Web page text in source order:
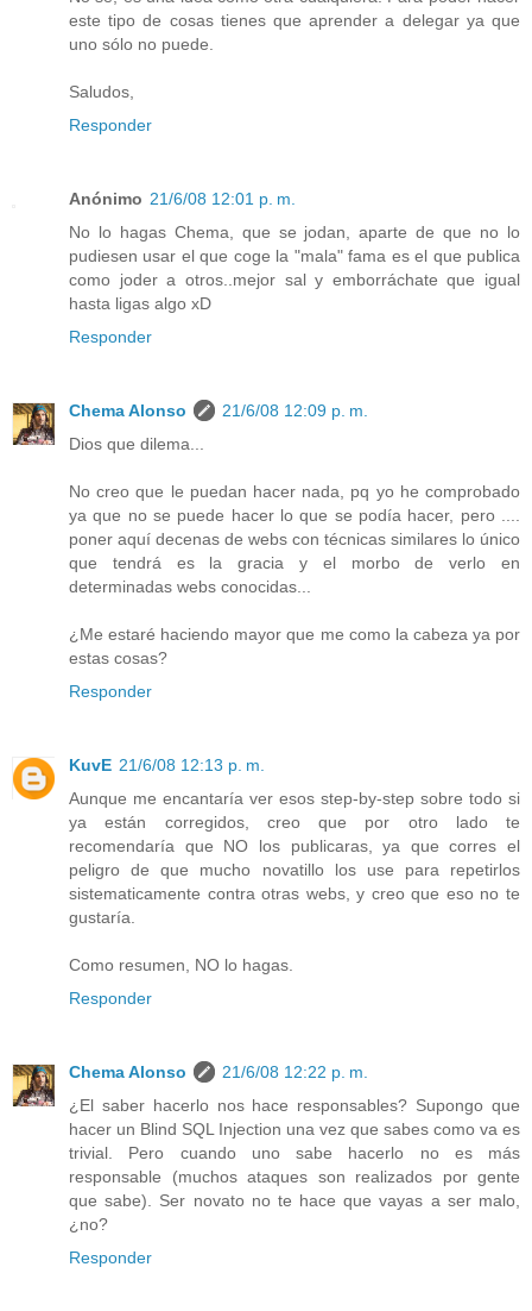
este tipo de cosas tienes que aprender a delegar ya que
uno sólo no puede.
Saludos,
Responder
Anónimo 21/6/08 12:01 p. m.
No lo hagas Chema, que se jodan, aparte de que no lo
pudiesen usar el que coge la "mala" fama es el que publica
como joder a otros..mejor sal y emborráchate que igual
hasta ligas algo xD
Responder
Chema Alonso
21/6/08 12:09 p. m.
Dios que dilema...
No creo que le puedan hacer nada, pq yo he comprobado
ya que no se puede hacer lo que se podía hacer, pero ....
poner aquí decenas de webs con técnicas similares lo único
que tendrá es la gracia y el morbo de verlo en
determinadas webs conocidas...
¿Me estaré haciendo mayor que me como la cabeza ya por
estas cosas?
Responder
KuvE 21/6/08 12:13 p. m.
Aunque me encantaría ver esos step-by-step sobre todo si
ya están corregidos, creo que por otro lado te
recomendaría que NO los publicaras, ya que corres el
peligro de que mucho novatillo los use para repetirlos
sistematicamente contra otras webs, y creo que eso no te
gustaría.
Como resumen, NO lo hagas.
Responder
Chema Alonso
21/6/08 12:22 p. m.
¿El saber hacerlo nos hace responsables? Supongo que
hacer un Blind SQL Injection una vez que sabes como va es
trivial. Pero cuando uno sabe hacerlo no es más
responsable (muchos ataques son realizados por gente
que sabe). Ser novato no te hace que vayas a ser malo,
¿no?
Responder